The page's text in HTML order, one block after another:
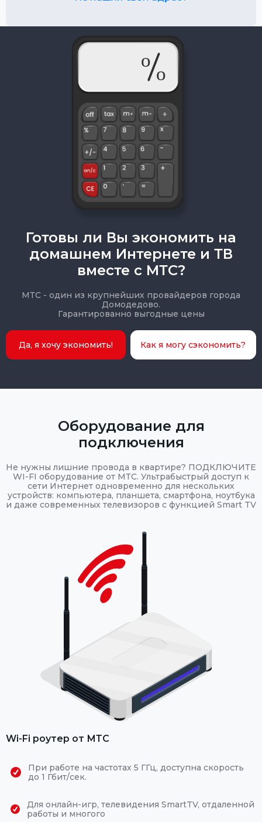
Готовы ли Вы экономить на
домашнем Интернете и ТВ
вместе с МТС?
МТС - один из крупнейших провайдеров города
Домодедово.
Гарантированно выгодные цены
Да, я хочу экономить! Как я могу сэкономить?
Оборудование для
подключения
Не нужны лишние провода в квартире? ПОДКЛЮЧИТЕ
WI-FI оборудование от МТС. Ультрабыстрый доступ к
сети Интернет одновременно для нескольких
устройств: компьютера, планшета, смартфона, ноутбука
и даже современных телевизоров с функцией Smart TV
Wi-Fi роутер от МТС
При работе на частотах 5 ГГц, доступна скорость
до 1 Гбит/сек.
Для онлайн-игр, телевидения SmartTV, отдаленной
работы и многого